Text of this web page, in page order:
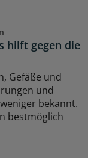
hilft gegen die
Gefäße und
und
bekannt.
bestmöglich